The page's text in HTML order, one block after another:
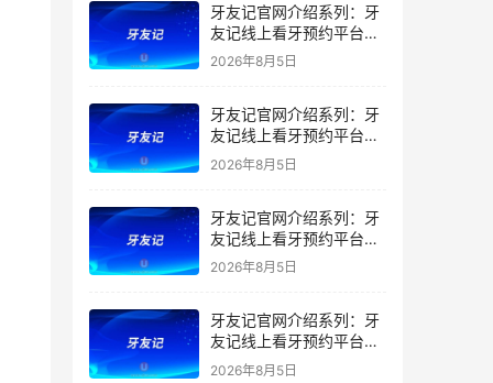
牙友记官网介绍系列：牙
友记线上看牙预约平台是
干什么的？靠谱吗？
2026年8月5日
牙友记官网介绍系列：牙
友记线上看牙预约平台让
看牙不再靠运气
2026年8月5日
牙友记官网介绍系列：牙
友记线上看牙预约平台打
破口腔行业专业壁垒新手
2026年8月5日
牙友记官网介绍系列：牙
友记线上看牙预约平台落
地同城就诊经验打破未知
2026年8月5日